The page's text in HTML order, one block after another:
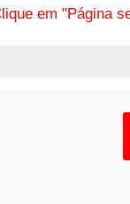
em "Página